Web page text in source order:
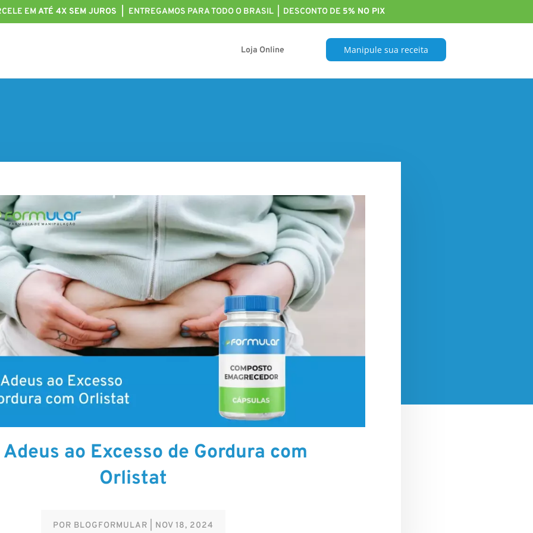
EM ATÉ 4X SEM JUROS | ENTREGAMOS PARA TODO O BRASIL | DESCONTO DE 5% NO PIX
Loja Online Manipule sua receita
ao Excesso de Gordura com
Orlistat
POR BLOGFORMULAR NOV 18, 2024